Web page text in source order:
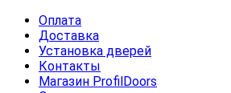
Оплата
Доставка
Установка дверей
Контакты
Магазин ProfilDoors